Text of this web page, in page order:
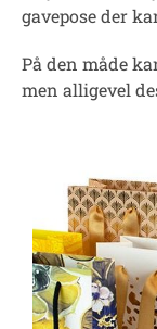
gavepose der
På den måde
men alligevel